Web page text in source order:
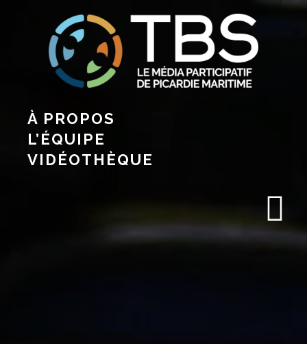
À PROPOS
L’ÉQUIPE
VIDÉOTHÈQUE